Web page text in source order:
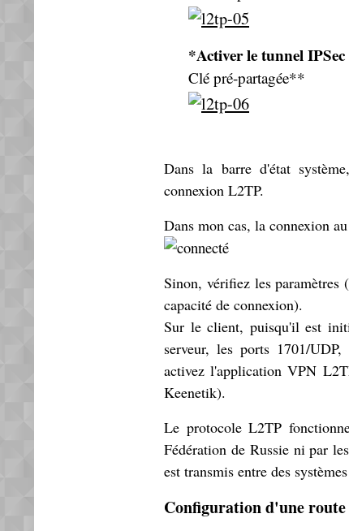
*Activer le tunnel
Clé pré-partagée**
Dans la barre d'état
connexion L2TP.
Dans mon cas, la connexion
Sinon, vérifiez les paramètres
capacité de connexion).
Sur le client, puisqu'il est
serveur, les ports 1701/
activez l'application VPN
Keenetik).
Le protocole L2TP
Fédération de Russie ni par
est transmis entre des
Configuration d'une